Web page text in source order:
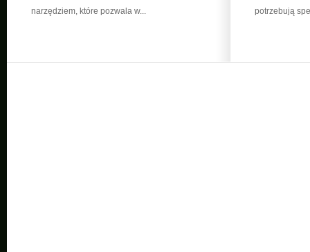
narzędziem, które pozwala w...
potrzebują